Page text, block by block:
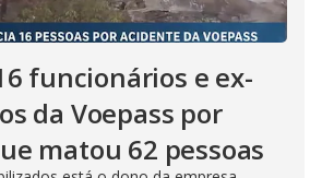
funcionários e ex-
da Voepass por
matou 62 pessoas